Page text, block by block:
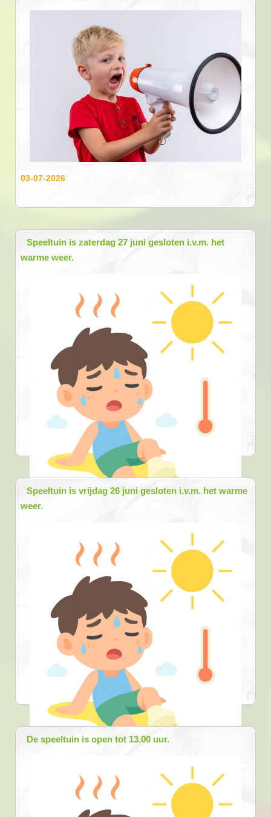
03-07-2026
Speeltuin is zaterdag 27 juni gesloten i.v.m. het
warme weer.
Speeltuin is vrijdag 26 juni gesloten i.v.m. het warme
weer.
De speeltuin is open tot 13.00 uur.